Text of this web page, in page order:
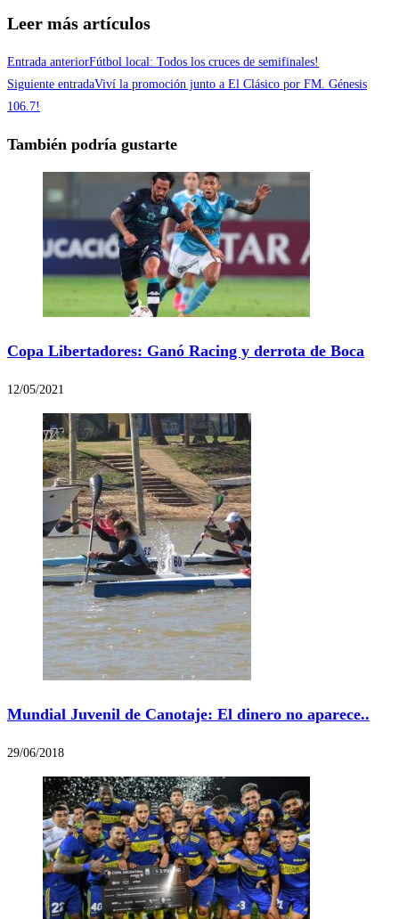
Leer más artículos
Entrada anteriorFútbol local: Todos los cruces de semifinales!
Siguiente entradaViví la promoción junto a El Clásico por FM. Génesis
106.7!
También podría gustarte
Copa Libertadores: Ganó Racing y derrota de Boca
12/05/2021
Mundial Juvenil de Canotaje: El dinero no aparece..
29/06/2018